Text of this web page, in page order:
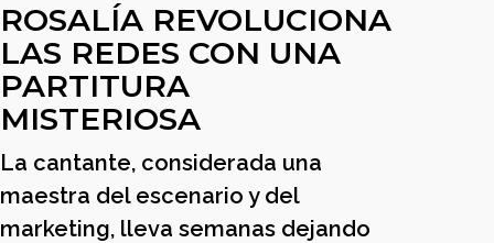
ROSALÍA REVOLUCIONA
LAS REDES CON UNA
PARTITURA
MISTERIOSA
La cantante, considerada una
maestra del escenario y del
marketing, lleva semanas dejando